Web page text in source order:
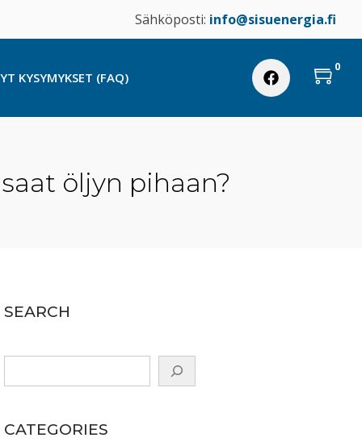
Sähköposti: info@sisuenergia.fi
KYSYMYKSET (FAQ)
0
öljyn pihaan?
SEARCH
CATEGORIES